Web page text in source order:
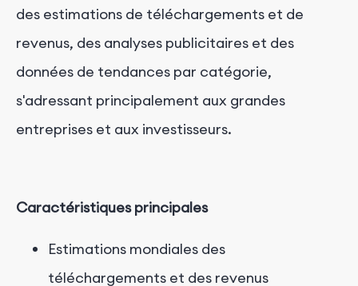
des estimations de téléchargements et de
revenus, des analyses publicitaires et des
données de tendances par catégorie,
s'adressant principalement aux grandes
entreprises et aux investisseurs.
Caractéristiques principales
Estimations mondiales des
téléchargements et des revenus